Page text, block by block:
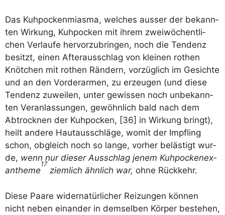
Das Kuh­po­cken­mias­ma, wel­ches aus­ser der bekann­
ten Wir­kung, Kuh­po­cken mit ihrem zwei­wö­chent­li­
chen Ver­lau­fe her­vor­zu­brin­gen, noch die Ten­denz
besitzt, einen After­aus­schlag von klei­nen rothen
Knöt­chen mit rothen Rän­dern, vor­züg­lich im Gesich­te
und an den Vor­der­ar­men, zu erzeu­gen (und die­se
Ten­denz zuwei­len, unter gewis­sen noch unbe­kann­
ten Ver­an­las­sun­gen, gewöhn­lich bald nach dem
Abtrock­nen der Kuh­po­cken, [36] in Wir­kung bringt),
heilt ande­re Haut­aus­schlä­ge, womit der Impf­ling
schon, obgleich noch so lan­ge, vor­her beläs­tigt wur­
de, wenn nur die­ser Aus­schlag jenem Kuh­po­ckenex­
an­the­me
17
ziem­lich ähn­lich war, ohne Rückkehr.
Die­se Paa­re wider­na­tür­li­cher Rei­zun­gen kön­nen
nicht neben ein­an­der in dem­sel­ben Kör­per bestehen,